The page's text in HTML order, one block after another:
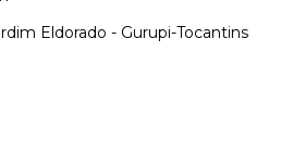
Eldorado - Gurupi-Tocantins